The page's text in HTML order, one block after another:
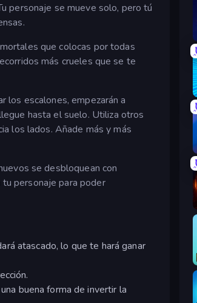
personaje se mueve solo, pero tú
que colocas por todas
más crueles que se te
los escalones, empezarán a
hasta el suelo. Utiliza otros
los lados. Añade más y más
se desbloquean con
personaje para poder
atascado, lo que te hará ganar
buena forma de invertir la